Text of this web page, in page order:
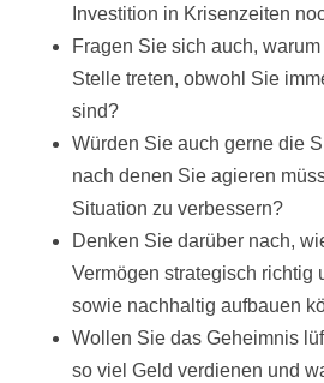
Investition in Krisenzeiten
Fragen Sie sich auch,
Stelle treten, obwohl Sie
sind?
Würden Sie auch gerne die
nach denen Sie agieren
Situation zu verbessern?
Denken Sie darüber nach,
Vermögen strategisch richtig
sowie nachhaltig aufbauen
Wollen Sie das Geheimnis
so viel Geld verdienen und